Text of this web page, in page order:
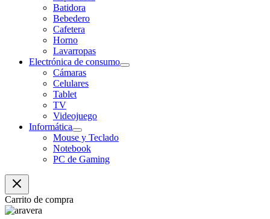
Batidora
Bebedero
Cafetera
Horno
Lavarropas
Electrónica de consumo
Cámaras
Celulares
Tablet
TV
Videojuego
Informática
Mouse y Teclado
Notebook
PC de Gaming
Carrito de compra